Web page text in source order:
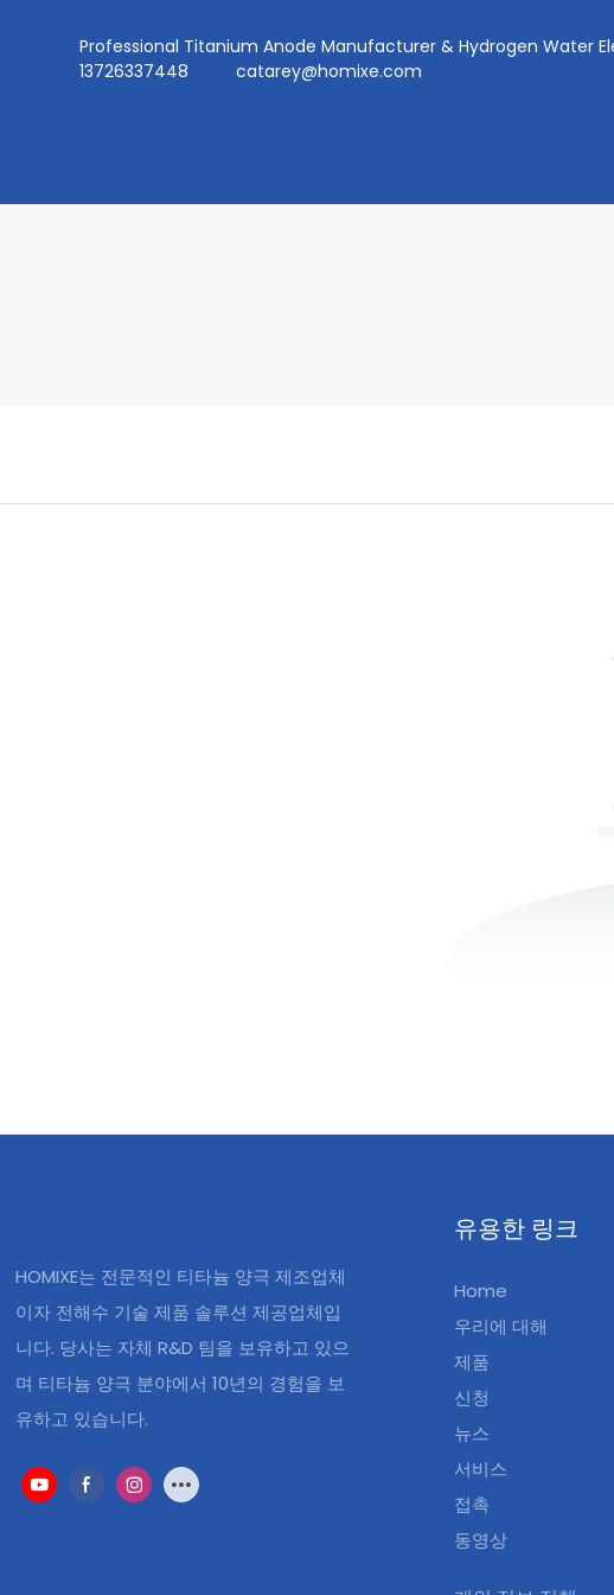
Professional Titanium Anode Manufacturer & Hydrogen
13726337448
catarey@homixe.com
HOMIXE는 전문적인 티타늄 양극 제조업체
이자 전해수 기술 제품 솔루션 제공업체입
니다. 당사는 자체 R&D 팀을 보유하고 있으
며 티타늄 양극 분야에서 10년의 경험을 보
유하고 있습니다.
유용한 링크
Home
우리에 대해
제품
신청
뉴스
서비스
접촉
동영상